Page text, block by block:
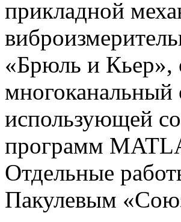
прикладной
«Брюль и Кьер»,
использующей
программ
Отдельные
Пакулевым